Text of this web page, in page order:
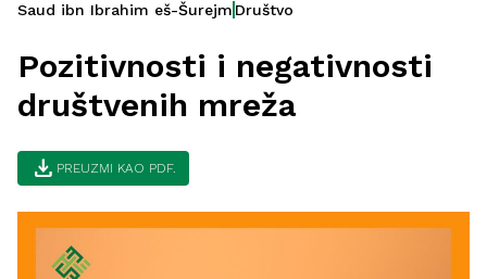
Saud ibn Ibrahim eš-Šurejm Društvo
Pozitivnosti i negativnosti
društvenih mreža
download PREUZMI KAO PDF.